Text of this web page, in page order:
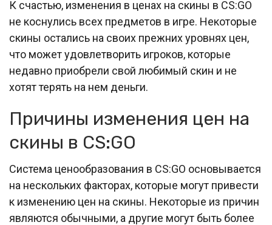
К счастью, изменения в ценах на скины в CS:GO
не коснулись всех предметов в игре. Некоторые
скины остались на своих прежних уровнях цен,
что может удовлетворить игроков, которые
недавно приобрели свой любимый скин и не
хотят терять на нем деньги.
Причины изменения цен на
скины в CS:GO
Система ценообразования в CS:GO основывается
на нескольких факторах, которые могут привести
к изменению цен на скины. Некоторые из причин
являются обычными, а другие могут быть более